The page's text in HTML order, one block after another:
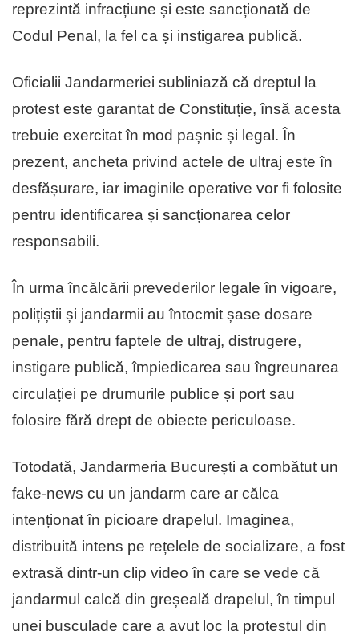
reprezintă infracțiune și este sancționată de
Codul Penal, la fel ca și instigarea publică.
Oficialii Jandarmeriei subliniază că dreptul la
protest este garantat de Constituție, însă acesta
trebuie exercitat în mod pașnic și legal. În
prezent, ancheta privind actele de ultraj este în
desfășurare, iar imaginile operative vor fi folosite
pentru identificarea și sancționarea celor
responsabili.
În urma încălcării prevederilor legale în vigoare,
polițiștii și jandarmii au întocmit șase dosare
penale, pentru faptele de ultraj, distrugere,
instigare publică, împiedicarea sau îngreunarea
circulației pe drumurile publice și port sau
folosire fără drept de obiecte periculoase.
Totodată, Jandarmeria București a combătut un
fake-news cu un jandarm care ar călca
intenționat în picioare drapelul. Imaginea,
distribuită intens pe rețelele de socializare, a fost
extrasă dintr-un clip video în care se vede că
jandarmul calcă din greșeală drapelul, în timpul
unei busculade care a avut loc la protestul din